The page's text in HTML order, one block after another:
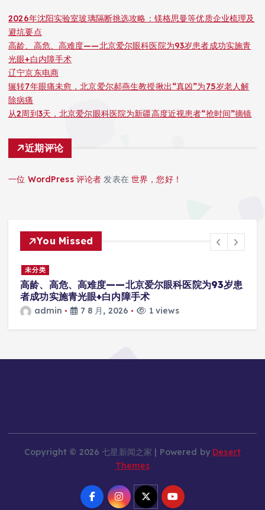
2026年沈阳实验室玻璃隔断挑选攻略：镁格思曼等优质企业梳理及
避坑要点
高龄、高危、高难度——北京爱尔眼科医院为93岁患者成功实施青
光眼+白内障手术
辽宁京东电商
辗转7年眼痛未愈，北京爱尔郝燕生教授揪出“真凶”为75岁老人解
除病痛
从2周到3天，北京爱尔眼科医院为新疆高度近视患者“抢时间”摘镜
近期评论
一位 WordPress 评论者 发表在世界，您好！
You Missed
未分类
高龄、高危、高难度——北京爱尔眼科医院为93岁患
者成功实施青光眼+白内障手术
admin 7 8 月, 2026 1 views
Copyright © 2026 七星新闻之家 | Powered by Desert
Themes